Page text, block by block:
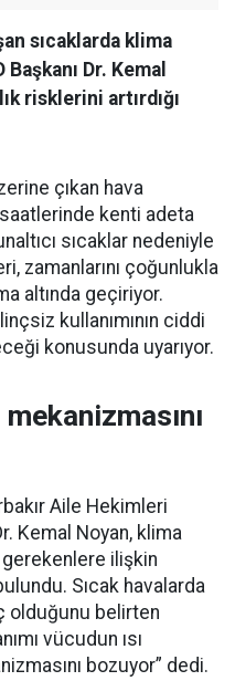
sıcaklarda klima
Dr. Kemal
risklerini artırdığı
çıkan hava
saatlerinde kenti adeta
sıcaklar nedeniyle
zamanlarını çoğunlukla
altında geçiriyor.
kullanımının ciddi
konusunda uyarıyor.
Aile Hekimleri
Kemal Noyan, klima
gerekenlere ilişkin
Sıcak havalarda
olduğunu belirten
vücudun ısı
bozuyor” dedi.